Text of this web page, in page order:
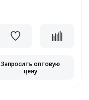
Запросить оптовую
цену